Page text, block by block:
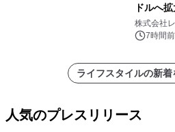
ドルへ
センター
速
株式会社
7時間前
ライフスタイルの新
人気のプレスリリース